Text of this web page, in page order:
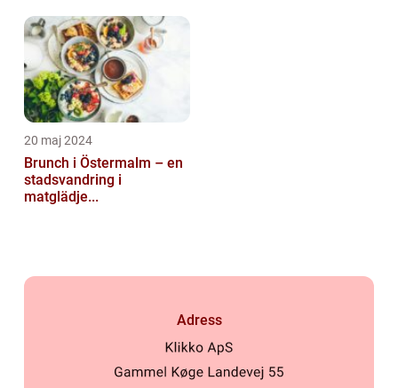
20 maj 2024
Brunch i Östermalm – en
stadsvandring i
matglädje...
Adress